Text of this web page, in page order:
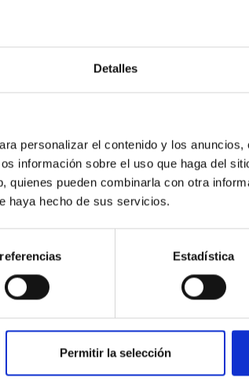
Detalles
personalizar el contenido y los
información sobre el uso que haga del
quienes pueden combinarla con otra
haya hecho de sus servicios.
Estadística
Permitir la selección
número y una letra mayúscula.
y novedades